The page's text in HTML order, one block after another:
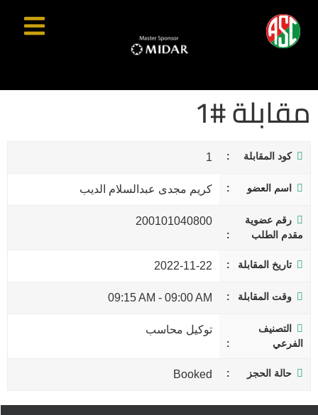
مقابلة #1
كود المقابلة 1
اسم العضو كريم مجدى عبدالسلام الديب
رقم عضوية
مقدم الطلب
200101040800
تاريخ المقابلة 2022-11-22
وقت المقابلة 09:00 AM
-
09:15 AM
التصنيف
الفرعي
توكيل محاسب
حالة الحجز Booked